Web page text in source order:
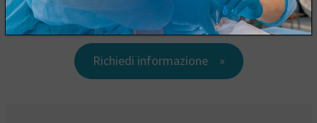
Richiedi informazione